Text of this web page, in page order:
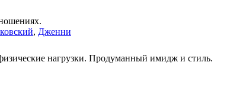
, Дженни
нагрузки. Продуманный имидж и стиль.